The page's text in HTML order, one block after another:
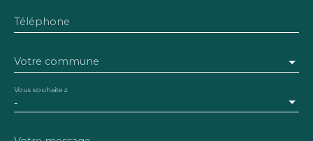
Téléphone
Votre commune
-
Vous souhaitez